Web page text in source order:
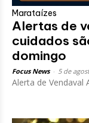
Marataízes
Alertas de
cuidados
domingo
Focus News 5 de
Alerta de Vendaval